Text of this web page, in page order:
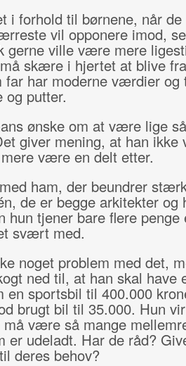
i forhold til børnene, når
vil opponere imod,
gerne ville være mere
skære i hjertet at blive
far har moderne værdier og
og putter.
ønske om at være lige
giver mening, at han
være en delt etter.
ham, der beundrer
de er begge arkitekter og
hun tjener bare flere penge
svært med.
noget problem med det,
ned til, at han skal have
en sportsbil til 400.000
brugt bil til 35.000. Hun
være så mange
er udeladt. Har de råd?
deres behov?